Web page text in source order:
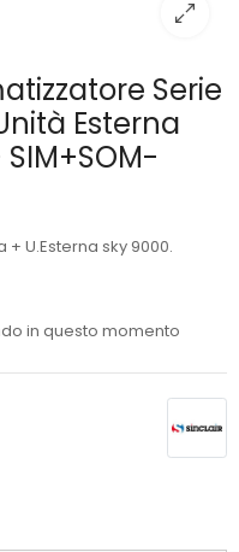
Serie
Esterna
SIM+SOM-
U.Esterna sky 9000.
in questo momento